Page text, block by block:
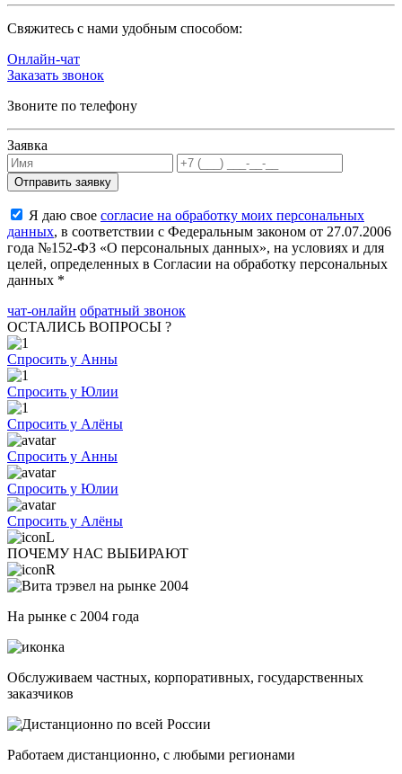
Cвяжитесь с нами удобным способом:
Онлайн-чат
Заказать звонок
Звоните по телефону
Заявка
Я даю свое согласие на обработку моих персональных
данных, в соответствии с Федеральным законом от 27.07.2006
года №152-ФЗ «О персональных данных», на условиях и для
целей, определенных в Согласии на обработку персональных
данных *
чат-онлайн обратный звонок
ОСТАЛИСЬ ВОПРОСЫ ?
Спросить у Анны
Спросить у Юлии
Спросить у Алёны
Спросить у Анны
Спросить у Юлии
Спросить у Алёны
ПОЧЕМУ НАС ВЫБИРАЮТ
На рынке с 2004 года
Обслуживаем частных, корпоративных, государственных
заказчиков
Работаем дистанционно, с любыми регионами